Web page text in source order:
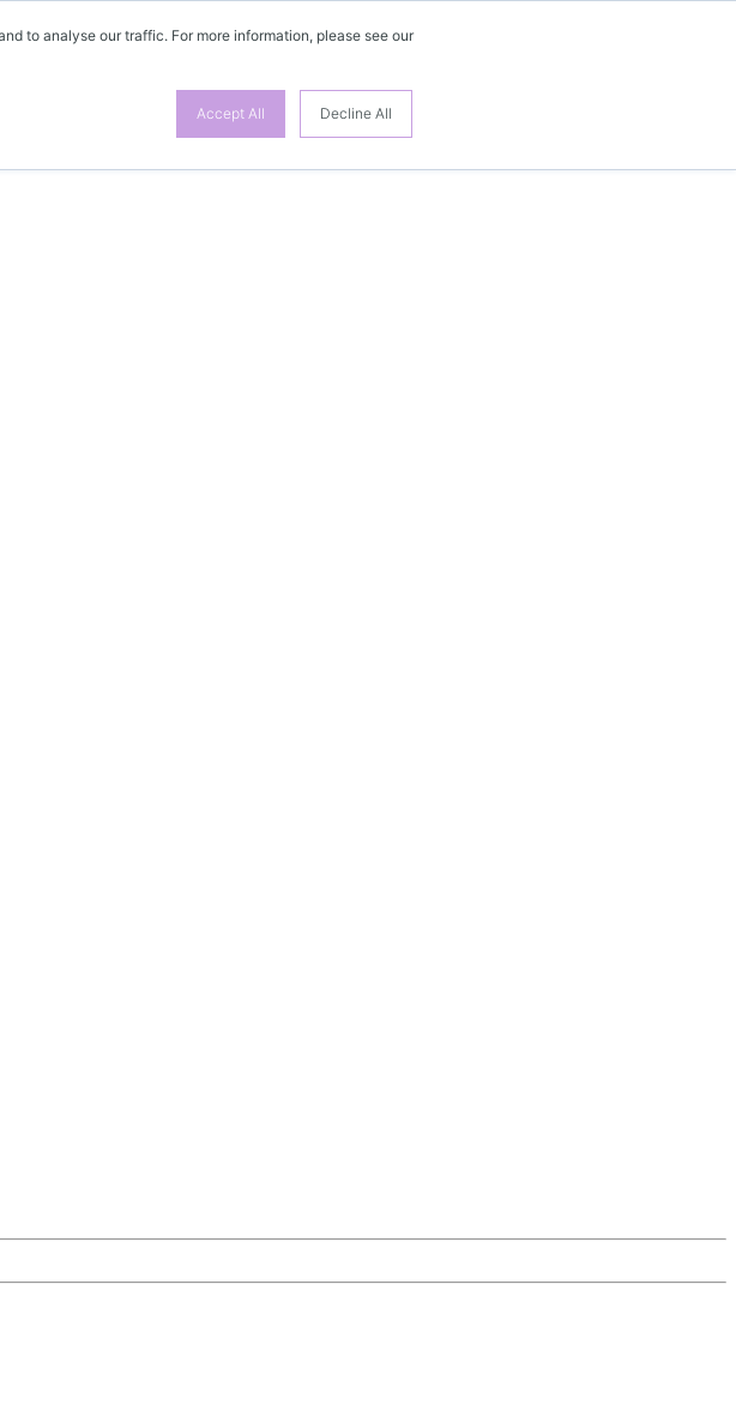
to analyse our traffic. For more information, please see our
Accept All Decline All